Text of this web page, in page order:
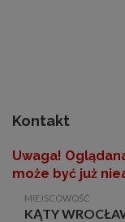
Kontakt
Uwaga!
może być już
MIEJSCOWOŚĆ
KĄTY